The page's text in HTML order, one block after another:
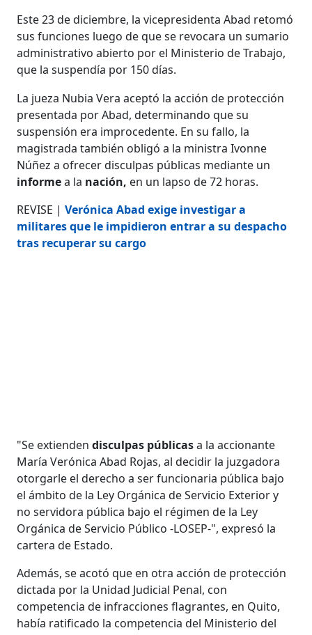
Este 23 de diciembre, la vicepresidenta Abad retomó
sus funciones luego de que se revocara un sumario
administrativo abierto por el Ministerio de Trabajo,
que la suspendía por 150 días.
La jueza Nubia Vera aceptó la acción de protección
presentada por Abad, determinando que su
suspensión era improcedente. En su fallo, la
magistrada también obligó a la ministra Ivonne
Núñez a ofrecer disculpas públicas mediante un
informea la nación, en un lapso de 72 horas.
REVISE |Verónica Abad exige investigar a
militares que le impidieron entrar a su despacho
tras recuperar su cargo
"Se extiendendisculpas públicasa la accionante
María Verónica Abad Rojas, al decidir la juzgadora
otorgarle el derecho a ser funcionaria pública bajo
el ámbito de la Ley Orgánica de Servicio Exterior y
no servidora pública bajo el régimen de la Ley
Orgánica de Servicio Público -LOSEP-", expresó la
cartera de Estado.
Además, se acotó que en otra acción de protección
dictada por la Unidad Judicial Penal, con
competencia de infracciones flagrantes, en Quito,
había ratificado la competencia del Ministerio del